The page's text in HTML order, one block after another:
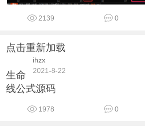
2139 0
点击重新加载
ihzx
2021-8-22
生命
线公式源码
1978 0